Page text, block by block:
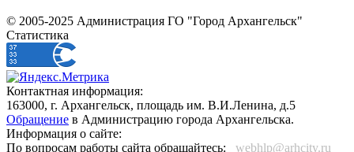
© 2005-2025 Администрация ГО "Город Архангельск"
Статистика
Контактная информация:
163000, г. Архангельск, площадь им. В.И.Ленина, д.5
Обращение в Администрацию города Архангельска.
Информация о сайте:
По вопросам работы сайта обращайтесь:
_webhlp@arhcity.ru_